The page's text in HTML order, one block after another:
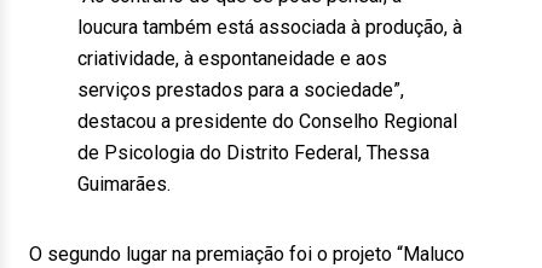
loucura também está associada à produção, à
criatividade, à espontaneidade e aos
serviços prestados para a sociedade”,
destacou a presidente do Conselho Regional
de Psicologia do Distrito Federal, Thessa
Guimarães.
O segundo lugar na premiação foi o projeto “Maluco